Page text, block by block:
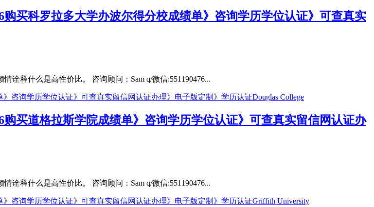
买科罗拉多大学办波尔得分校成绩单》咨询学历学位认证》可查真实
诠释什么是高性价比。 咨询顾问：Sam q/微信:551190476...
买道格拉斯学院成绩单》咨询学历学位认证》可查真实留信网认证办
诠释什么是高性价比。 咨询顾问：Sam q/微信:551190476...